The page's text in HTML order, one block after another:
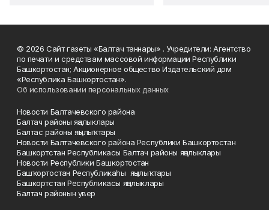
© 2026 Сайт газеты «Балтач таннары» . Учредители: Агентство
по печати и средствам массовой информации Республики
Башкортостан; Акционерное общество Издательский дом
«Республика Башкортостан».
Об использовании персональных данных
Новости Балтачевского района
Балтач районы яңалыклары
Балтас районы яңылыҡтары
Новости Балтачевского района Республики Башкортостан
Башкортстан Республикасы Балтач районы яңалыклары
Новости Республики Башкортостан
Башҡортостан Республикаһы яңылыҡтары
Башкортстан Республикасы яңалыклары
Балтач районын увер